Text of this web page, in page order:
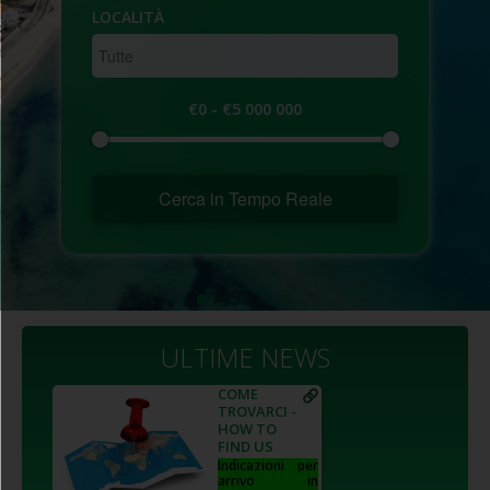
LOCALITÀ
€0 - €5 000 000
Cerca in Tempo Reale
ULTIME NEWS
COME
TROVARCI -
HOW TO
FIND US
Indicazioni per
arrivo in